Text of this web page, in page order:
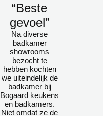
“Beste
gevoel”
Na diverse
badkamer
showrooms
bezocht te
hebben kochten
we uiteindelijk de
badkamer bij
Bogaard keukens
en badkamers.
Niet omdat ze de